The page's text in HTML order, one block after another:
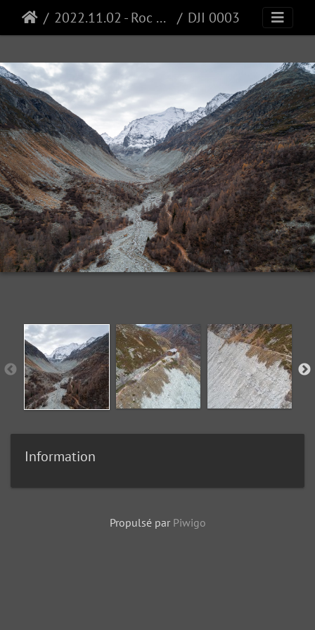
2022.11.02 - Roc de la Vache DJI 0003
Information
Propulsé par Piwigo